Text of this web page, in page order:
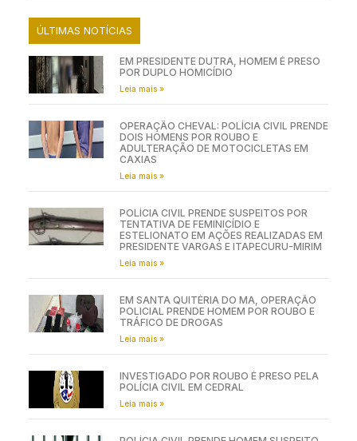
ÚLTIMAS NOTÍCIAS
EM PRESIDENTE DUTRA, HOMEM É PRESO
POR DUPLO HOMICÍDIO
Leia mais »
OPERAÇÃO CHEVAL: POLÍCIA CIVIL PRENDE
DOIS HOMENS POR ROUBO E
ADULTERAÇÃO DE MOTOCICLETAS EM
CAXIAS
Leia mais »
POLÍCIA CIVIL PRENDE SUSPEITOS POR
TENTATIVA DE FEMINICÍDIO E
ESTELIONATO EM AÇÕES REALIZADAS EM
PRESIDENTE VARGAS E ITAPECURU-MIRIM
Leia mais »
EM SANTA QUITÉRIA DO MA, OPERAÇÃO
POLICIAL PRENDE HOMEM POR ROUBO E
TRÁFICO DE DROGAS
Leia mais »
INVESTIGADO POR ROUBO É PRESO PELA
POLÍCIA CIVIL EM CEDRAL
Leia mais »